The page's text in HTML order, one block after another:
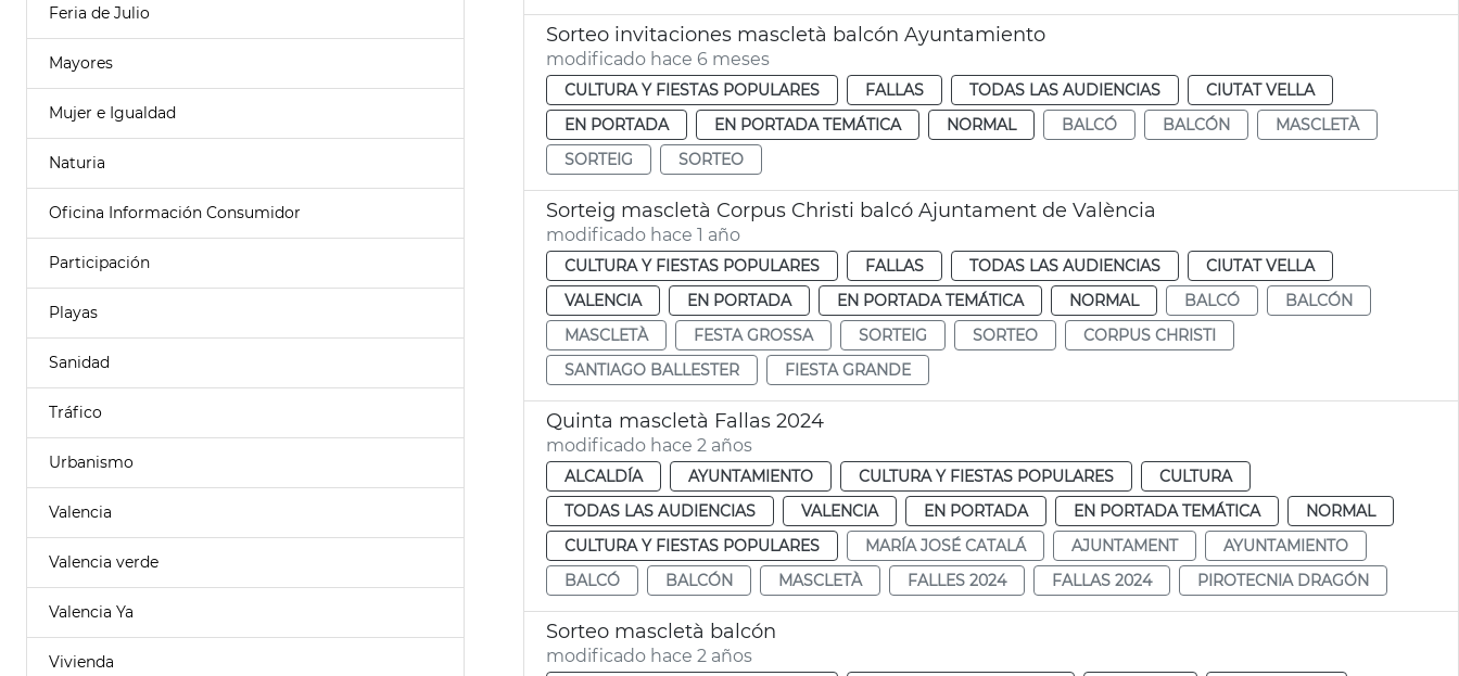
Feria de Julio
Mayores
Mujer e Igualdad
Naturia
Oficina Información Consumidor
Participación
Playas
Sanidad
Tráfico
Urbanismo
Valencia
Valencia verde
Valencia Ya
Vivienda
Sorteo invitaciones mascletà balcón Ayuntamiento
modificado hace 6 meses
CULTURA Y FIESTAS POPULARES FALLAS TODAS LAS AUDIENCIAS
CIUTAT VELLA
EN PORTADA
EN PORTADA TEMÁTICA NORMAL BALCÓ BALCÓN
MASCLETÀ
SORTEIG
SORTEO
Sorteig mascletà Corpus Christi balcó Ajuntament de València
modificado hace 1 año
CULTURA Y FIESTAS POPULARES FALLAS TODAS LAS AUDIENCIAS
CIUTAT VELLA
VALENCIA
EN PORTADA EN PORTADA TEMÁTICA NORMAL BALCÓ
BALCÓN
MASCLETÀ
FESTA GROSSA SORTEIG SORTEO
CORPUS CHRISTI
SANTIAGO BALLESTER
FIESTA GRANDE
Quinta mascletà Fallas 2024
modificado hace 2 años
ALCALDÍA AYUNTAMIENTO CULTURA Y FIESTAS POPULARES
CULTURA
TODAS LAS AUDIENCIAS
VALENCIA EN PORTADA EN PORTADA TEMÁTICA
NORMAL
CULTURA Y FIESTAS POPULARES
MARÍA JOSÉ CATALÁ AJUNTAMENT
AYUNTAMIENTO
BALCÓ
BALCÓN MASCLETÀ FALLES 2024 FALLAS 2024 PIROTECNIA DRAGÓN
Sorteo mascletà balcón
modificado hace 2 años